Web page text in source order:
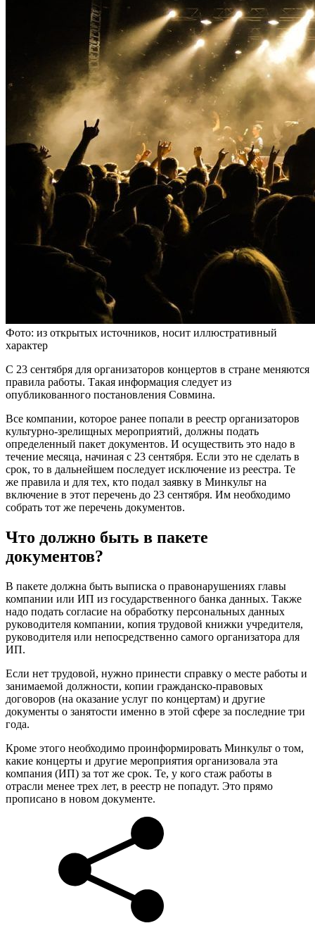
Фото: из открытых источников, носит иллюстративный
характер
С 23 сентября для организаторов концертов в стране меняются
правила работы. Такая информация следует из
опубликованного постановления Совмина.
Все компании, которое ранее попали в реестр организаторов
культурно-зрелищных мероприятий, должны подать
определенный пакет документов. И осуществить это надо в
течение месяца, начиная с 23 сентября. Если это не сделать в
срок, то в дальнейшем последует исключение из реестра. Те
же правила и для тех, кто подал заявку в Минкульт на
включение в этот перечень до 23 сентября. Им необходимо
собрать тот же перечень документов.
Что должно быть в пакете
документов?
В пакете должна быть выписка о правонарушениях главы
компании или ИП из государственного банка данных. Также
надо подать согласие на обработку персональных данных
руководителя компании, копия трудовой книжки учредителя,
руководителя или непосредственно самого организатора для
ИП.
Если нет трудовой, нужно принести справку о месте работы и
занимаемой должности, копии гражданско-правовых
договоров (на оказание услуг по концертам) и другие
документы о занятости именно в этой сфере за последние три
года.
Кроме этого необходимо проинформировать Минкульт о том,
какие концерты и другие мероприятия организовала эта
компания (ИП) за тот же срок. Те, у кого стаж работы в
отрасли менее трех лет, в реестр не попадут. Это прямо
прописано в новом документе.